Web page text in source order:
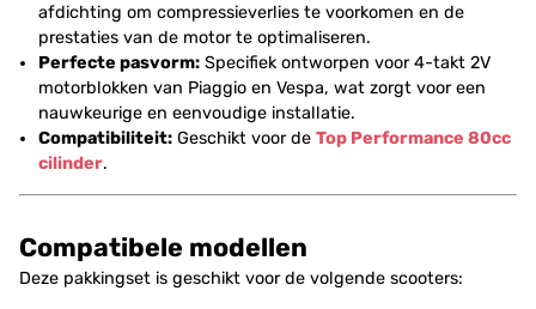
afdichting om compressieverlies te voorkomen en de
prestaties van de motor te optimaliseren.
Perfecte pasvorm: Specifiek ontworpen voor 4-takt 2V
motorblokken van Piaggio en Vespa, wat zorgt voor een
nauwkeurige en eenvoudige installatie.
Compatibiliteit: Geschikt voor de Top Performance 80cc
cilinder.
Compatibele modellen
Deze pakkingset is geschikt voor de volgende scooters: